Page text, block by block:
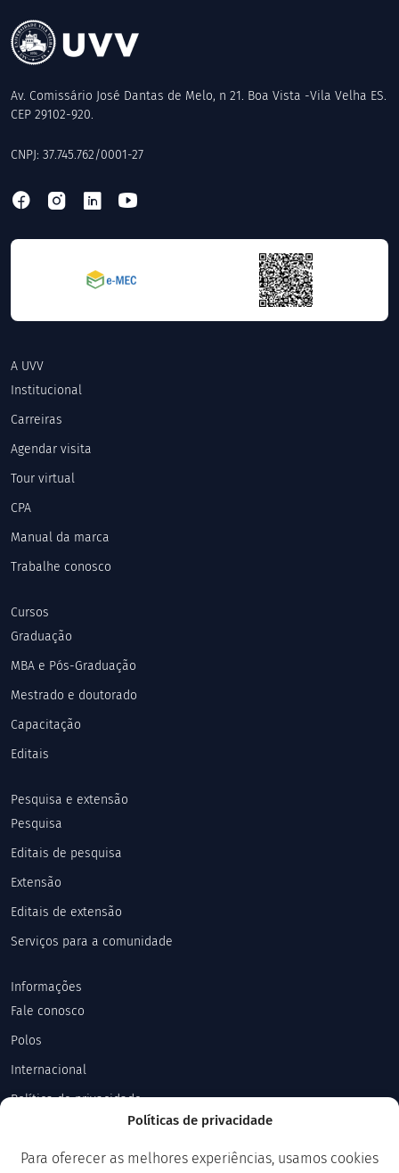
Políticas de privacidade
Para oferecer as melhores experiências, usamos cookies
Av. Comissário José Dantas de Melo, n 21. Boa Vista -Vila Velha ES.
CEP 29102-920.
CNPJ: 37.745.762/0001-27
A UVV
Institucional
Carreiras
Agendar visita
Tour virtual
CPA
Manual da marca
Trabalhe conosco
Cursos
Graduação
MBA e Pós-Graduação
Mestrado e doutorado
Capacitação
Editais
Pesquisa e extensão
Pesquisa
Editais de pesquisa
Extensão
Editais de extensão
Serviços para a comunidade
Informações
Fale conosco
Polos
Internacional
Política de privacidade